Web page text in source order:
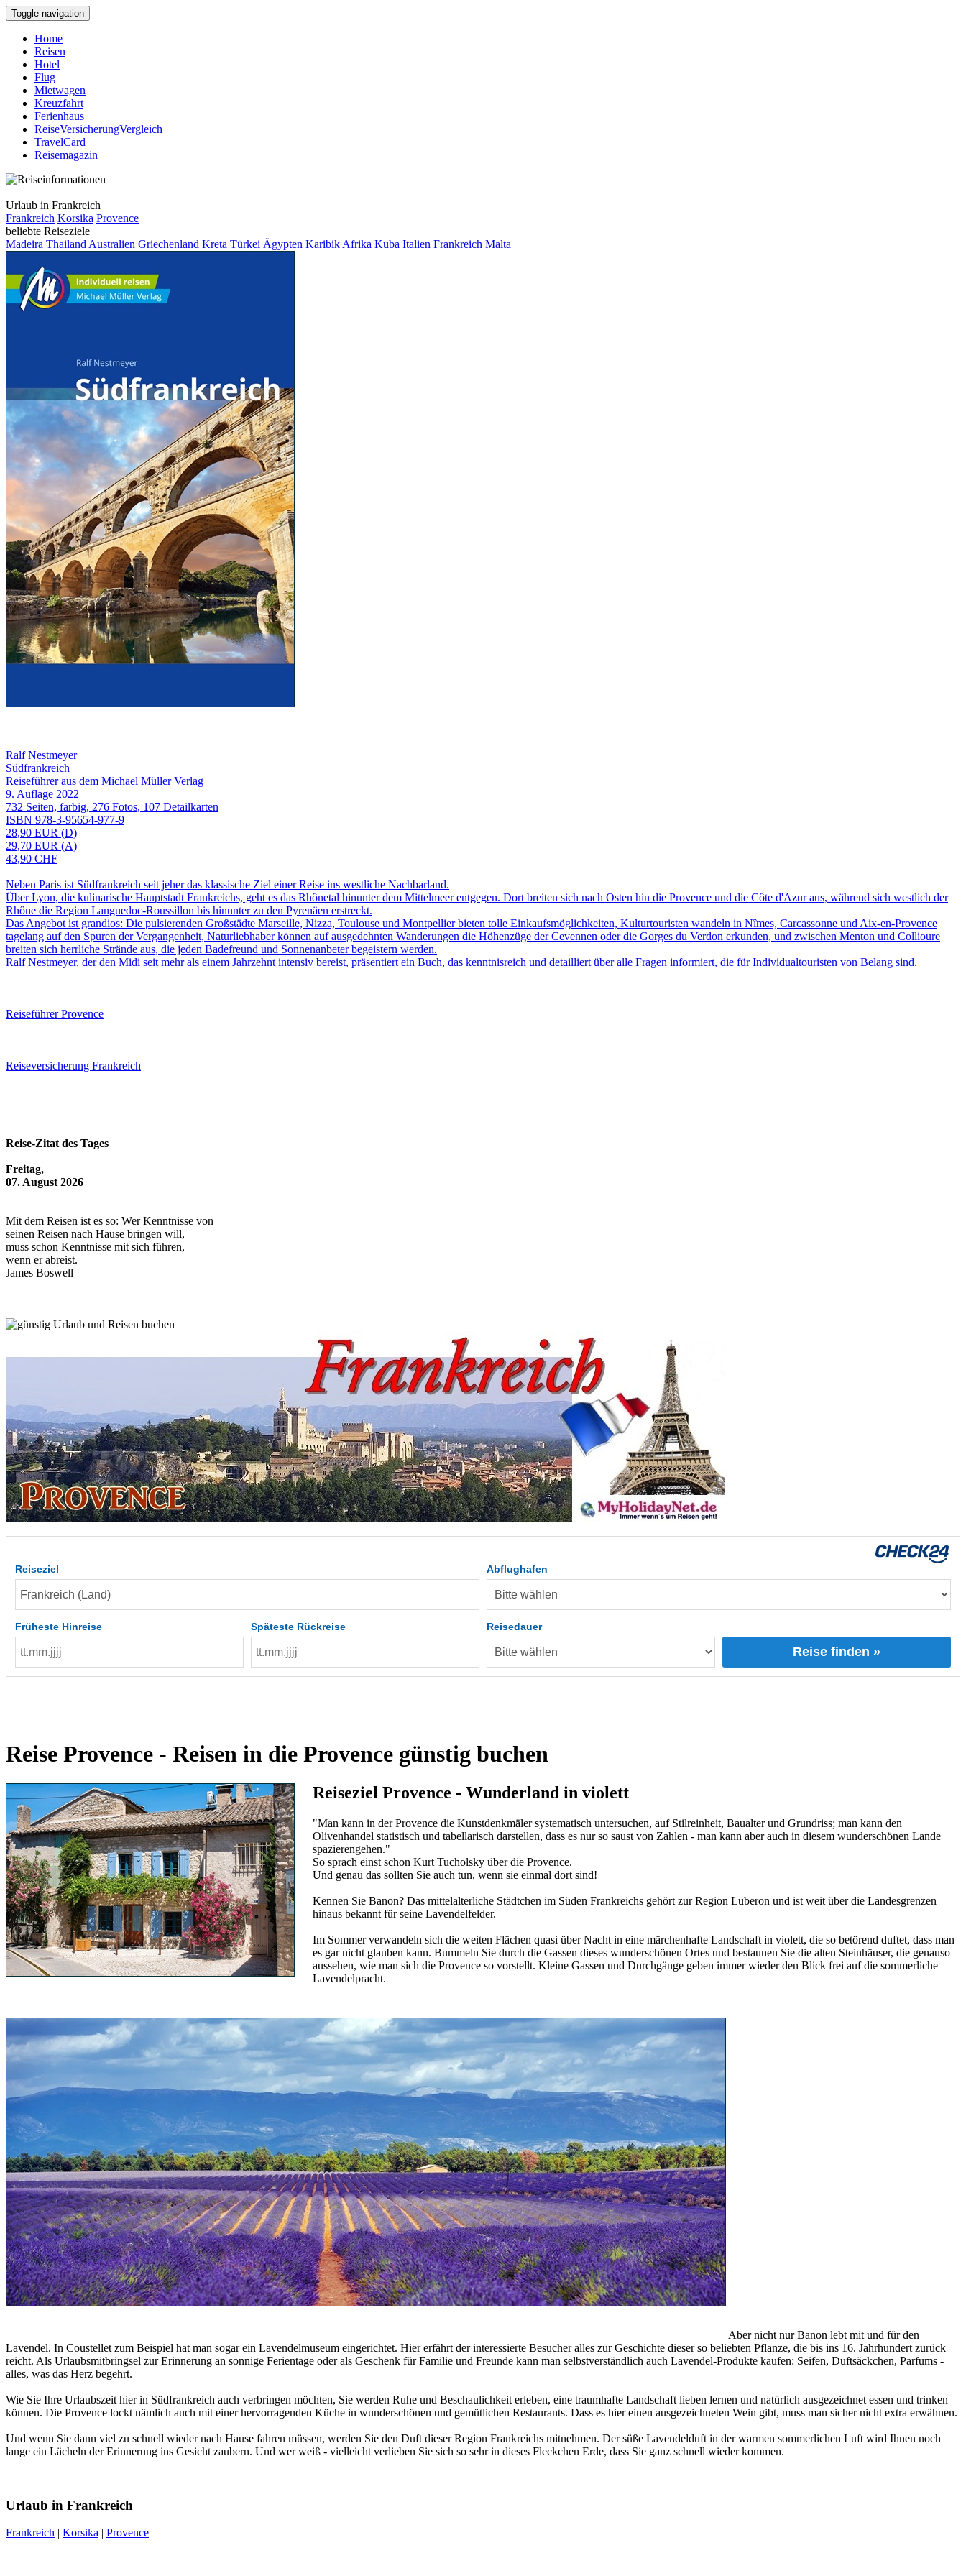
Toggle navigation
Home
Reisen
Hotel
Flug
Mietwagen
Kreuzfahrt
Ferienhaus
ReiseVersicherungVergleich
TravelCard
Reisemagazin
Urlaub in Frankreich
Frankreich Korsika Provence
beliebte Reiseziele
Madeira Thailand Australien Griechenland Kreta Türkei Ägypten Karibik Afrika Kuba Italien Frankreich Malta
Ralf Nestmeyer
Südfrankreich
Reiseführer aus dem Michael Müller Verlag
9. Auflage 2022
732 Seiten, farbig, 276 Fotos, 107 Detailkarten
ISBN 978-3-95654-977-9
28,90 EUR (D)
29,70 EUR (A)
43,90 CHF
Neben Paris ist Südfrankreich seit jeher das klassische Ziel einer Reise ins westliche Nachbarland.
Über Lyon, die kulinarische Hauptstadt Frankreichs, geht es das Rhônetal hinunter dem Mittelmeer entgegen. Dort breiten sich nach Osten hin die Provence und die Côte d'Azur aus, während sich westlich der
Rhône die Region Languedoc-Roussillon bis hinunter zu den Pyrenäen erstreckt.
Das Angebot ist grandios: Die pulsierenden Großstädte Marseille, Nizza, Toulouse und Montpellier bieten tolle Einkaufsmöglichkeiten, Kulturtouristen wandeln in Nîmes, Carcassonne und Aix-en-Provence
tagelang auf den Spuren der Vergangenheit, Naturliebhaber können auf ausgedehnten Wanderungen die Höhenzüge der Cevennen oder die Gorges du Verdon erkunden, und zwischen Menton und Collioure
breiten sich herrliche Strände aus, die jeden Badefreund und Sonnenanbeter begeistern werden.
Ralf Nestmeyer, der den Midi seit mehr als einem Jahrzehnt intensiv bereist, präsentiert ein Buch, das kenntnisreich und detailliert über alle Fragen informiert, die für Individualtouristen von Belang sind.
Reiseführer Provence
Reiseversicherung Frankreich
Reise-Zitat des Tages
Freitag,
07. August 2026
Mit dem Reisen ist es so: Wer Kenntnisse von
seinen Reisen nach Hause bringen will,
muss schon Kenntnisse mit sich führen,
wenn er abreist.
James Boswell
Reiseziel Abflughafen
Früheste Hinreise Späteste Rückreise Reisedauer
Reise finden »
Reise Provence - Reisen in die Provence günstig buchen
Reiseziel Provence - Wunderland in violett
"Man kann in der Provence die Kunstdenkmäler systematisch untersuchen, auf Stilreinheit, Baualter und Grundriss; man kann den
Olivenhandel statistisch und tabellarisch darstellen, dass es nur so saust von Zahlen - man kann aber auch in diesem wunderschönen Lande
spazierengehen."
So sprach einst schon Kurt Tucholsky über die Provence.
Und genau das sollten Sie auch tun, wenn sie einmal dort sind!
Kennen Sie Banon? Das mittelalterliche Städtchen im Süden Frankreichs gehört zur Region Luberon und ist weit über die Landesgrenzen
hinaus bekannt für seine Lavendelfelder.
Im Sommer verwandeln sich die weiten Flächen quasi über Nacht in eine märchenhafte Landschaft in violett, die so betörend duftet, dass man
es gar nicht glauben kann. Bummeln Sie durch die Gassen dieses wunderschönen Ortes und bestaunen Sie die alten Steinhäuser, die genauso
aussehen, wie man sich die Provence so vorstellt. Kleine Gassen und Durchgänge geben immer wieder den Blick frei auf die sommerliche
Lavendelpracht.
Aber nicht nur Banon lebt mit und für den
Lavendel. In Coustellet zum Beispiel hat man sogar ein Lavendelmuseum eingerichtet. Hier erfährt der interessierte Besucher alles zur Geschichte dieser so beliebten Pflanze, die bis ins 16. Jahrhundert zurück
reicht. Als Urlaubsmitbringsel zur Erinnerung an sonnige Ferientage oder als Geschenk für Familie und Freunde kann man selbstverständlich auch Lavendel-Produkte kaufen: Seifen, Duftsäckchen, Parfums -
alles, was das Herz begehrt.
Wie Sie Ihre Urlaubszeit hier in Südfrankreich auch verbringen möchten, Sie werden Ruhe und Beschaulichkeit erleben, eine traumhafte Landschaft lieben lernen und natürlich ausgezeichnet essen und trinken
können. Die Provence lockt nämlich auch mit einer hervorragenden Küche in wunderschönen und gemütlichen Restaurants. Dass es hier einen ausgezeichneten Wein gibt, muss man sicher nicht extra erwähnen.
Und wenn Sie dann viel zu schnell wieder nach Hause fahren müssen, werden Sie den Duft dieser Region Frankreichs mitnehmen. Der süße Lavendelduft in der warmen sommerlichen Luft wird Ihnen noch
lange ein Lächeln der Erinnerung ins Gesicht zaubern. Und wer weiß - vielleicht verlieben Sie sich so sehr in dieses Fleckchen Erde, dass Sie ganz schnell wieder kommen.
Urlaub in Frankreich
Frankreich | Korsika | Provence